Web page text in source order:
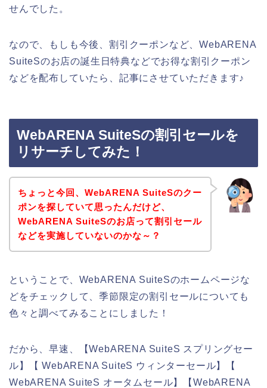
せんでした。
なので、もしも今後、割引クーポンなど、WebARENA
SuiteSのお店の誕生日特典などでお得な割引クーポン
などを配布していたら、記事にさせていただきます♪
WebARENA SuiteSの割引セールを
リサーチしてみた！
ちょっと今回、WebARENA SuiteSのクー
ポンを探していて思ったんだけど、
WebARENA SuiteSのお店って割引セール
などを実施していないのかな～？
ということで、WebARENA SuiteSのホームページな
どをチェックして、季節限定の割引セールについても
色々と調べてみることにしました！
だから、早速、【WebARENA SuiteS スプリングセー
ル】【 WebARENA SuiteS ウィンターセール】【
WebARENA SuiteS オータムセール】【WebARENA